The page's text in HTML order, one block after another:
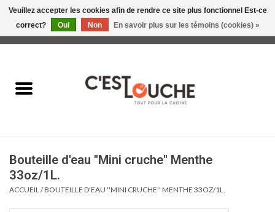
Table & Présentation
Boire
Bouteille d'eau ''Mini cruche'' Menthe
33oz/1L.
ACCUEIL /BOUTEILLE D'EAU ''MINI CRUCHE'' MENTHE 33OZ/1L.
Veuillez accepter les cookies afin de rendre ce site plus fonctionnel Est-ce
correct?
Oui Non En savoir plus sur les témoins (cookies) »